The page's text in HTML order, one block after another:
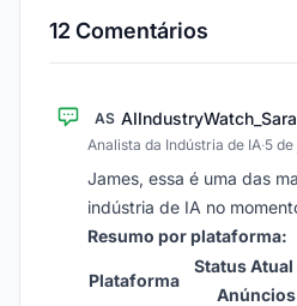
12 Comentários
AS
Analista da Indústria de IA·5
James, essa é uma das
indústria de IA no
Resumo por plataforma:
Plataforma
Status Atual
Anúncios